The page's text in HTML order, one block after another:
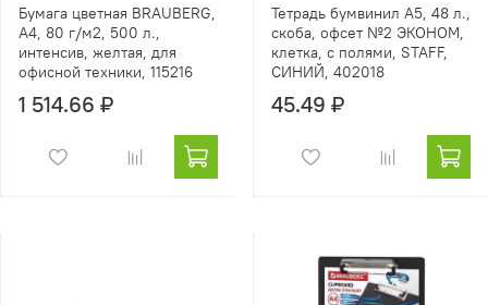
Бумага цветная BRAUBERG,
А4, 80 г/м2, 500 л.,
интенсив, желтая, для
офисной техники, 115216
1 514.66 ₽
Тетрадь бумвинил А5, 48 л.,
скоба, офсет №2 ЭКОНОМ,
клетка, с полями, STAFF,
СИНИЙ, 402018
45.49 ₽